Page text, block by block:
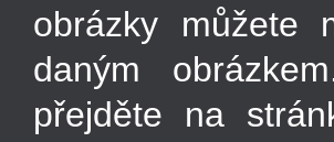
obrázky můžete
daným
přejděte na